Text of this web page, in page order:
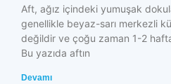
Aft, ağız içindeki yumuşak
genellikle beyaz-sarı merkezli
değildir ve çoğu zaman 1-2
Bu yazıda aftın
Devamı